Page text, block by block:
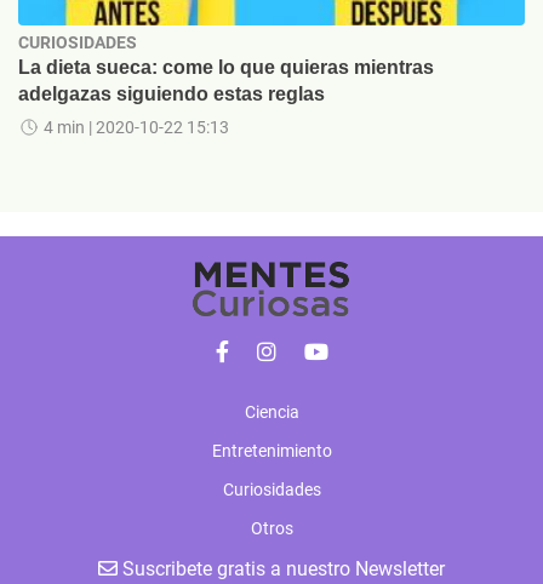
CURIOSIDADES
La dieta sueca: come lo que quieras mientras
adelgazas siguiendo estas reglas
4 min | 2020-10-22 15:13
Ciencia
Entretenimiento
Curiosidades
Otros
Suscribete gratis a nuestro Newsletter